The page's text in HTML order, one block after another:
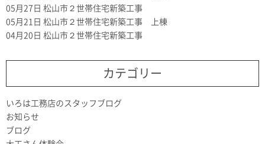
05月27日 松山市２世帯住宅新築工事
05月21日 松山市２世帯住宅新築工事 上棟
04月20日 松山市２世帯住宅新築工事
カテゴリー
いろは工務店のスタッフブログ
お知らせ
ブログ